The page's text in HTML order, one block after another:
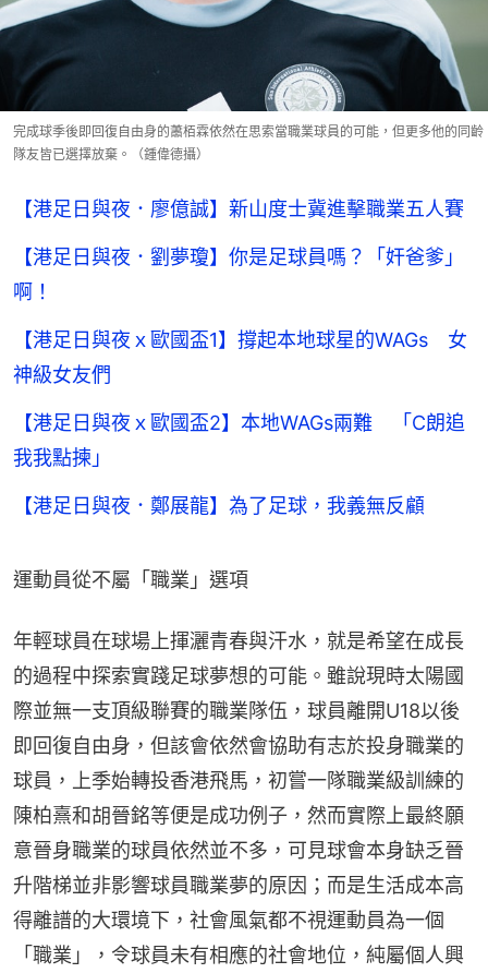
完成球季後即回復自由身的蕭栢霖依然在思索當職業球員的可能，但更多他的同齡
隊友皆已選擇放棄。（鍾偉德攝）
【港足日與夜．廖億誠】新山度士冀進擊職業五人賽
【港足日與夜．劉夢瓊】你是足球員嗎？「奸爸爹」
啊！
【港足日與夜ｘ歐國盃1】撐起本地球星的WAGs 女
神級女友們
【港足日與夜ｘ歐國盃2】本地WAGs兩難 「C朗追
我我點揀」
【港足日與夜．鄭展龍】為了足球，我義無反顧
運動員從不屬「職業」選項
年輕球員在球場上揮灑青春與汗水，就是希望在成長
的過程中探索實踐足球夢想的可能。雖說現時太陽國
際並無一支頂級聯賽的職業隊伍，球員離開U18以後
即回復自由身，但該會依然會協助有志於投身職業的
球員，上季始轉投香港飛馬，初嘗一隊職業級訓練的
陳柏熹和胡晉銘等便是成功例子，然而實際上最終願
意晉身職業的球員依然並不多，可見球會本身缺乏晉
升階梯並非影響球員職業夢的原因；而是生活成本高
得離譜的大環境下，社會風氣都不視運動員為一個
「職業」，令球員未有相應的社會地位，純屬個人興